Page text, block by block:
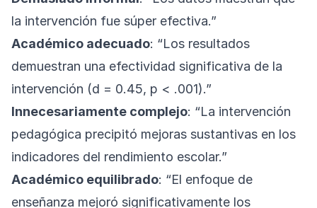
la intervención fue súper efectiva.”
Académico adecuado: “Los resultados
demuestran una efectividad significativa de la
intervención (d = 0.45, p < .001).”
Innecesariamente complejo: “La intervención
pedagógica precipitó mejoras sustantivas en los
indicadores del rendimiento escolar.”
Académico equilibrado: “El enfoque de
enseñanza mejoró significativamente los